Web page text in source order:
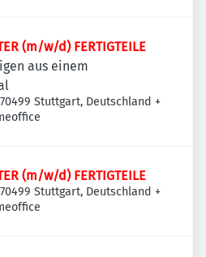
(m/w/d) FERTIGTEILE
aus einem
Stuttgart, Deutschland +
(m/w/d) FERTIGTEILE
Stuttgart, Deutschland +